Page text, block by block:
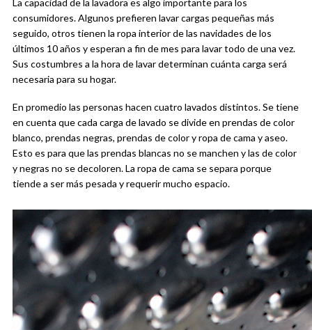
La capacidad de la lavadora es algo importante para los
consumidores. Algunos prefieren lavar cargas pequeñas más
seguido, otros tienen la ropa interior de las navidades de los
últimos 10 años y esperan a fin de mes para lavar todo de una vez.
Sus costumbres a la hora de lavar determinan cuánta carga será
necesaria para su hogar.
En promedio las personas hacen cuatro lavados distintos. Se tiene
en cuenta que cada carga de lavado se divide en prendas de color
blanco, prendas negras, prendas de color y ropa de cama y aseo.
Esto es para que las prendas blancas no se manchen y las de color
y negras no se decoloren. La ropa de cama se separa porque
tiende a ser más pesada y requerir mucho espacio.